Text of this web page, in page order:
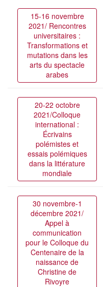
15-16 novembre
2021/ Rencontres
universitaires :
Transformations et
mutations dans les
arts du spectacle
arabes
20-22 octobre
2021/Colloque
international :
Écrivains
polémistes et
essais polémiques
dans la littérature
mondiale
30 novembre-1
décembre 2021/
Appel à
communication
pour le Colloque du
Centenaire de la
naissance de
Christine de
Rivoyre